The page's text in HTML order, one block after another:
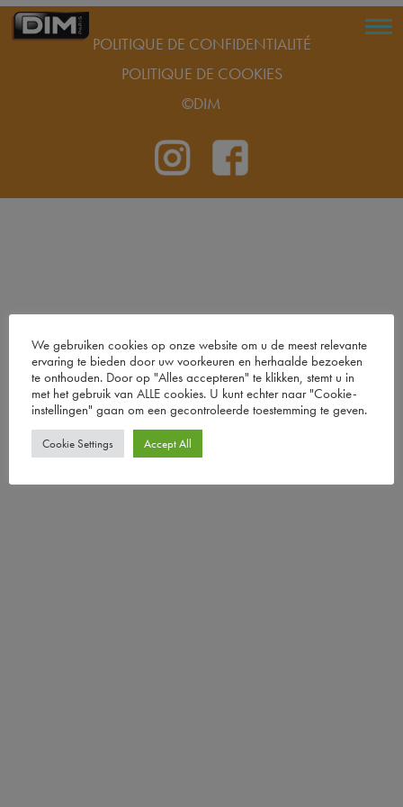
POLITIQUE DE CONFIDENTIALITÉ
POLITIQUE DE COOKIES
©DIM
We gebruiken cookies op onze website om u de meest relevante
ervaring te bieden door uw voorkeuren en herhaalde bezoeken
te onthouden. Door op "Alles accepteren" te klikken, stemt u in
met het gebruik van ALLE cookies. U kunt echter naar "Cookie-
instellingen" gaan om een ​​gecontroleerde toestemming te geven.
Cookie Settings Accept All